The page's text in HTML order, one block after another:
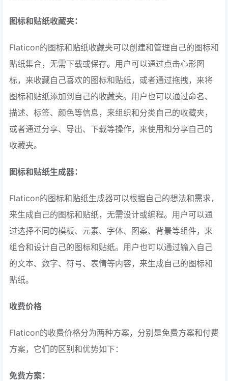
图标和贴纸收藏夹：
Flaticon的图标和贴纸收藏夹可以创建和管理自己的图标和
贴纸集合，无需下载或保存。用户可以通过点击心形图
标，来收藏自己喜欢的图标和贴纸，或者通过拖拽，来将
图标和贴纸添加到自己的收藏夹。用户也可以通过命名、
描述、标签、颜色等信息，来组织和分类自己的收藏夹，
或者通过分享、导出、下载等操作，来使用和分享自己的
收藏夹。
图标和贴纸生成器：
Flaticon的图标和贴纸生成器可以根据自己的想法和需求，
来生成自己的图标和贴纸，无需设计或编程。用户可以通
过选择不同的模板、元素、字体、图案、背景等组件，来
组合和设计自己的图标和贴纸。用户也可以通过输入自己
的文本、数字、符号、表情等内容，来生成自己的图标和
贴纸。
收费价格
Flaticon的收费价格分为两种方案，分别是免费方案和付费
方案，它们的区别和优势如下：
免费方案：